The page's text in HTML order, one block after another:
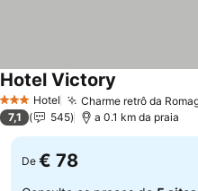
3 EstrelasHotel Charme retrô da
Hotel Victory
7,1 545 a 0.1 km da praia
De € 78